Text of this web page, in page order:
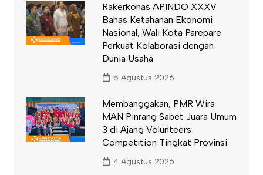
Rakerkonas APINDO XXXV
Bahas Ketahanan Ekonomi
Nasional, Wali Kota Parepare
Perkuat Kolaborasi dengan
Dunia Usaha
5 Agustus 2026
Membanggakan, PMR Wira
MAN Pinrang Sabet Juara Umum
3 di Ajang Volunteers
Competition Tingkat Provinsi
4 Agustus 2026